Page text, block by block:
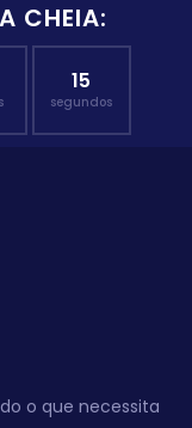
CHEIA:
14
segundos
o que necessita